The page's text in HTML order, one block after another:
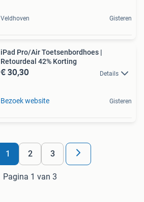
Veldhoven Gisteren
iPad Pro/Air Toetsenbordhoes |
Retourdeal 42% Korting
€ 30,30 Details
Bezoek website Gisteren
1 2 3
Pagina 1 van 3